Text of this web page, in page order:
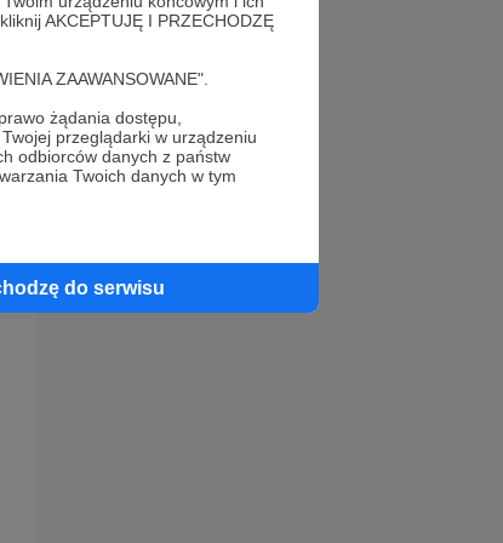
AKCEPTUJĘ I PRZECHODZĘ
ZAAWANSOWANE".
żądania dostępu,
przeglądarki w urządzeniu
odbiorców danych z państw
Twoich danych w tym
do serwisu